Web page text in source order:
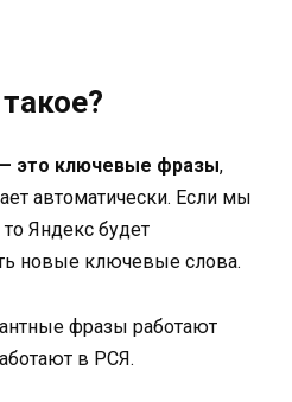
это ключевые фразы,
автоматически. Если мы
Яндекс будет
новые ключевые слова.
фразы работают
в РСЯ.